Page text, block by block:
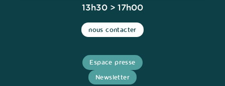
13h30 > 17h00
nous contacter
Espace presse
Newsletter